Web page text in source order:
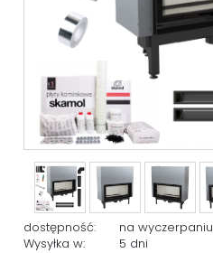
dostępność:
na wyczerpaniu
Wysyłka w:
5 dni